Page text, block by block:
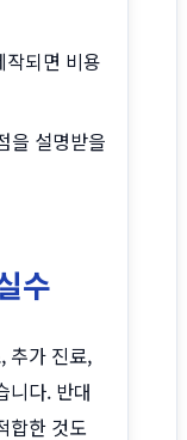
되면 비용
을 설명받을
수
추가 진료,
니다. 반대
합한 것도